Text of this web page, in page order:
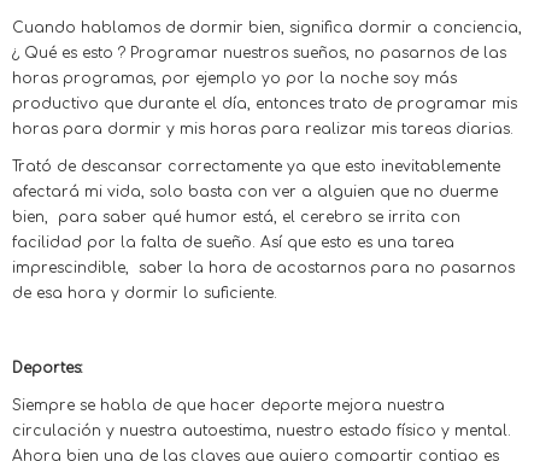
Cuando hablamos de dormir bien, significa dormir a conciencia,
¿ Qué es esto ? Programar nuestros sueños, no pasarnos de las
horas programas, por ejemplo yo por la noche soy más
productivo que durante el día, entonces trato de programar mis
horas para dormir y mis horas para realizar mis tareas diarias.
Trató de descansar correctamente ya que esto inevitablemente
afectará mi vida, solo basta con ver a alguien que no duerme
bien, para saber qué humor está, el cerebro se irrita con
facilidad por la falta de sueño. Así que esto es una tarea
imprescindible, saber la hora de acostarnos para no pasarnos
de esa hora y dormir lo suficiente.
Deportes:
Siempre se habla de que hacer deporte mejora nuestra
circulación y nuestra autoestima, nuestro estado físico y mental.
Ahora bien una de las claves que quiero compartir contigo es